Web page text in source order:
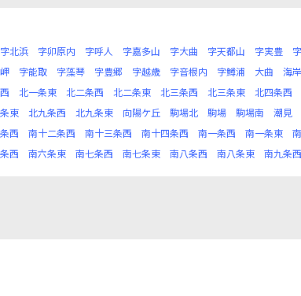
字北浜 字卯原内 字呼人 字嘉多山 字大曲 字天都山 字実豊
字能取 字藻琴 字豊郷 字越歳 字音根内 字鱒浦 大曲 海
北一条東 北二条西 北二条東 北三条西 北三条東 北四条西
東 北九条西 北九条東 向陽ケ丘 駒場北 駒場 駒場南 潮見
西 南十二条西 南十三条西 南十四条西 南一条西 南一条東
西 南六条東 南七条西 南七条東 南八条西 南八条東 南九条西